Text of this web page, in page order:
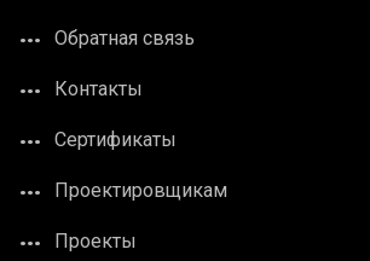
Обратная связь
Контакты
Сертификаты
Проектировщикам
Проекты